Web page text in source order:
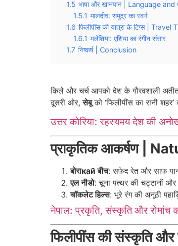
1.5 भाषा और खानपान | Language
1.5.1 मालदीव: समुद्र का स्वर्ग
1.6 फिलीपींस की यात्रा के टिप्स |
1.6.1 मलेशिया: एशिया का रंगीन संसार
1.7 निष्कर्ष | Conclusion
किले और चर्च आपको देश के गौरवशाली
दूसरी ओर,सेबूको ‘फिलीपींस का रानी
उत्तर कोरिया: रहस्यमय देश की
प्राकृतिक आकर्षण |
बोराкай बीच: सफेद रेत और साफ
एल नीडो: चूना पत्थर की चट्टानों
चॉकलेट हिल्स: भूरे रंग की अनूठी
नेपाल: प्रकृति, संस्कृति और रोमांच
फिलीपींस की संस्कृति